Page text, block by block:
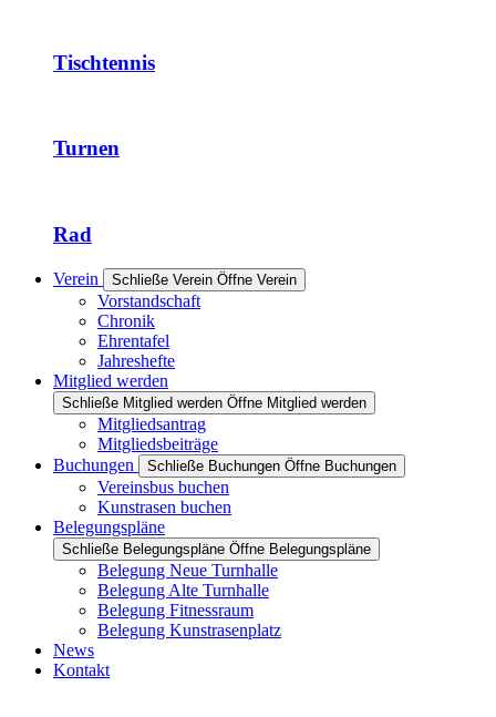
Tischtennis
Turnen
Rad
Verein Schließe Verein Öffne Verein
Vorstandschaft
Chronik
Ehrentafel
Jahreshefte
Mitglied werden
Schließe Mitglied werden Öffne Mitglied werden
Mitgliedsantrag
Mitgliedsbeiträge
Buchungen
Schließe Buchungen Öffne Buchungen
Vereinsbus buchen
Kunstrasen buchen
Belegungspläne
Schließe Belegungspläne Öffne Belegungspläne
Belegung Neue Turnhalle
Belegung Alte Turnhalle
Belegung Fitnessraum
Belegung Kunstrasenplatz
News
Kontakt